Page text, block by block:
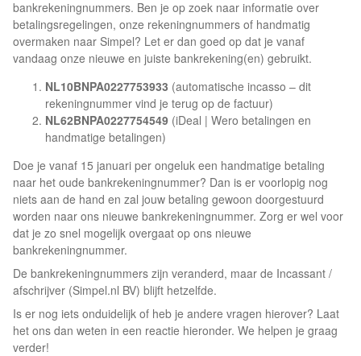
bankrekeningnummers. Ben je op zoek naar informatie over
betalingsregelingen, onze rekeningnummers of handmatig
overmaken naar Simpel? Let er dan goed op dat je vanaf
vandaag onze nieuwe en juiste bankrekening(en) gebruikt.
NL10BNPA0227753933 (automatische incasso – dit
rekeningnummer vind je terug op de factuur)
NL62BNPA0227754549 (iDeal | Wero betalingen en
handmatige betalingen)
Doe je vanaf 15 januari per ongeluk een handmatige betaling
naar het oude bankrekeningnummer? Dan is er voorlopig nog
niets aan de hand en zal jouw betaling gewoon doorgestuurd
worden naar ons nieuwe bankrekeningnummer. Zorg er wel voor
dat je zo snel mogelijk overgaat op ons nieuwe
bankrekeningnummer.
De bankrekeningnummers zijn veranderd, maar de Incassant /
afschrijver (Simpel.nl BV) blijft hetzelfde.
Is er nog iets onduidelijk of heb je andere vragen hierover? Laat
het ons dan weten in een reactie hieronder. We helpen je graag
verder!